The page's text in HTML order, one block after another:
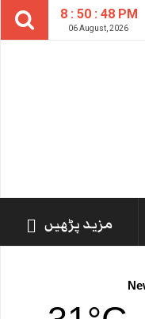
8 : 50 : 49 PM
06 August, 2026
مزید پڑھیں